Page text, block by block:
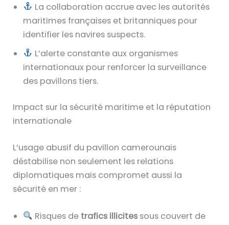
La collaboration accrue avec les autorités
maritimes françaises et britanniques pour
identifier les navires suspects.
L’alerte constante aux organismes
internationaux pour renforcer la surveillance
des pavillons tiers.
Impact sur la sécurité maritime et la réputation
internationale
L’usage abusif du pavillon camerounais
déstabilise non seulement les relations
diplomatiques mais compromet aussi la
sécurité en mer :
Risques de trafics illicitessous couvert de